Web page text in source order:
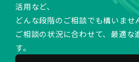
活用など、
どんな段階のご相談でも構いませ
ご相談の状況に合わせて、最適な
す。